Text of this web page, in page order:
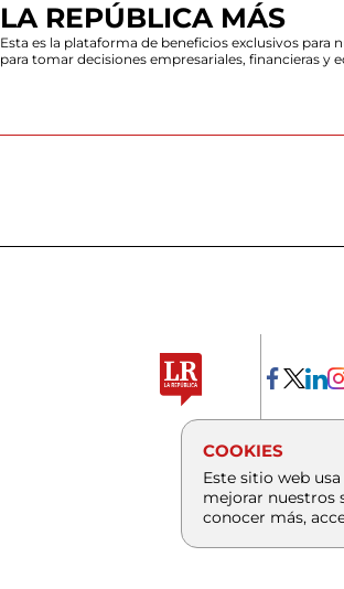
LA REPÚBLICA MÁS
Esta es la plataforma de beneficios exclusivos
para tomar decisiones empresariales, financieras y
COOKIES
Este sitio web
mejorar nuestros
conocer más,